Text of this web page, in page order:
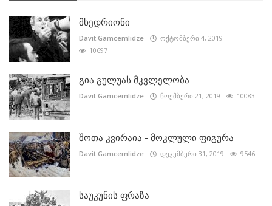
მხედრიონი
Davit.Gamcemlidze
ოქტომბერი 4, 2019
10697
გია გულუას მკვლელობა
Davit.Gamcemlidze ნოემბერი 21, 2019 10083
შოთა კვირაია - მოკლული ფიგურა
Davit.Gamcemlidze დეკემბერი 31, 2019 9546
საუკუნის ფრაზა